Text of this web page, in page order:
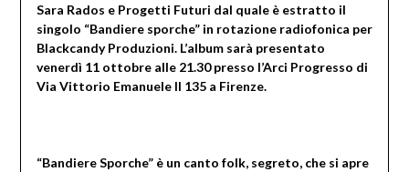
Sara Rados e Progetti Futuri dal quale è estratto il
singolo “Bandiere sporche” in rotazione radiofonica per
Blackcandy Produzioni. L’album sarà presentato
venerdì 11 ottobre alle 21.30 presso l’Arci Progresso di
Via Vittorio Emanuele II 135 a Firenze.
“Bandiere Sporche” è un canto folk, segreto, che si apre